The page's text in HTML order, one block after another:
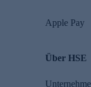
Apple Pay
Über HSE